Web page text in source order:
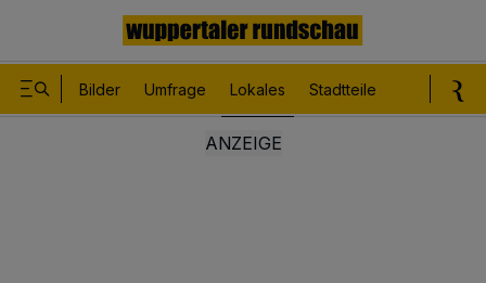
Bilder Umfrage Lokales Stadtteile